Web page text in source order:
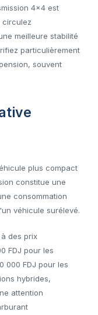
4x4 est
circulez
meilleure stabilité
particulièrement
souvent
plus compact
constitue une
consommation
véhicule surélevé.
des prix
FDJ pour les
000 FDJ pour les
hybrides,
attention